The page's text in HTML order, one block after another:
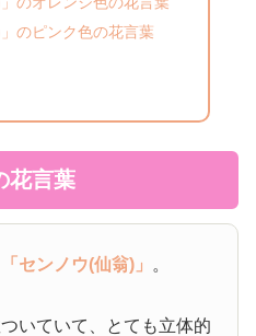
のピンク色の花言葉
花言葉
「センノウ(仙翁)」 。
いていて、とても立体的